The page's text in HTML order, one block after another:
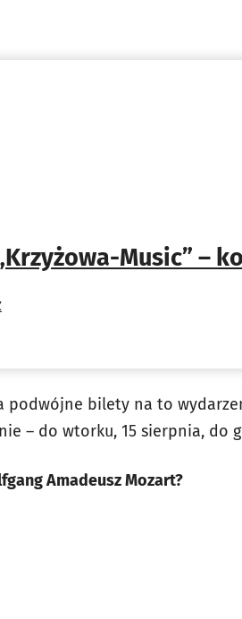
Music” –
podwójne bilety na to
– do wtorku, 15 sierpnia, do
Amadeusz Mozart?